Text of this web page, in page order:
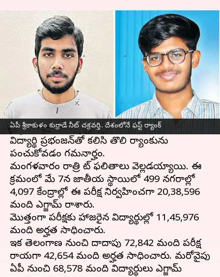
ఏపీ శ్రీకాకుళం కుర్రాడే నీట్‌ చక్రవర్తి.. దేశంలోనే ఫస్ట్ ర్యాంక్
ఏపీ శ్రీకాకుళం కుర్రాడే నీట్‌ చక్రవర్తి..
దేశంలోనే ప్రథమ ర్యాంక్‌
TEJAVYAS BESTHA 10:32 am
ఈ వార్తాకథనం ఏంటి
నీట్‌ అండర్ గ్రాడ్యూయేట్ పరీక్షలో ఆంధ్రప్రదేశ్
లోని
శ్రీకాకుళానికి చెందిన బోర వరుణ్‌ చక్రవర్తి ఫస్ట్
ర్యాంకును కైవసం చేసుకున్నాడు.ఈ మేరకు తమిళ
విద్యార్థి ప్రభంజన్‌తో కలిసి తొలి ర్యాంకును
పంచుకోవడం గమనార్హం.
మంగళవారం రాత్రి నీట్ ఫలితాలు వెల్లడయ్యాయి. ఈ
క్రమంలో మే 7న జాతీయ స్థాయిలో 499 నగరాల్లో
4,097 కేంద్రాల్లో ఈ పరీక్ష నిర్వహించగా 20,38,596
మంది ఎగ్జామ్ రాశారు.
మొత్తంగా పరీక్షకు హాజరైన విద్యార్థుల్లో 11,45,976
మంది అర్హత సాధించారు.
ఇక తెలంగాణ నుంచి దాదాపు 72,842 మంది పరీక్ష
రాయగా 42,654 మంది అర్హత సాధించారు. మరోవైపు
ఏపీ నుంచి 68,578 మంది విద్యార్థులు ఎగ్జామ్